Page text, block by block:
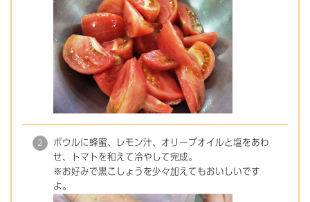
ボウルに蜂蜜、レモン汁、オリーブオイルと塩をあわ
せ、トマトを和えて冷やして完成。
※お好みで黒こしょうを少々加えてもおいしいです
よ。